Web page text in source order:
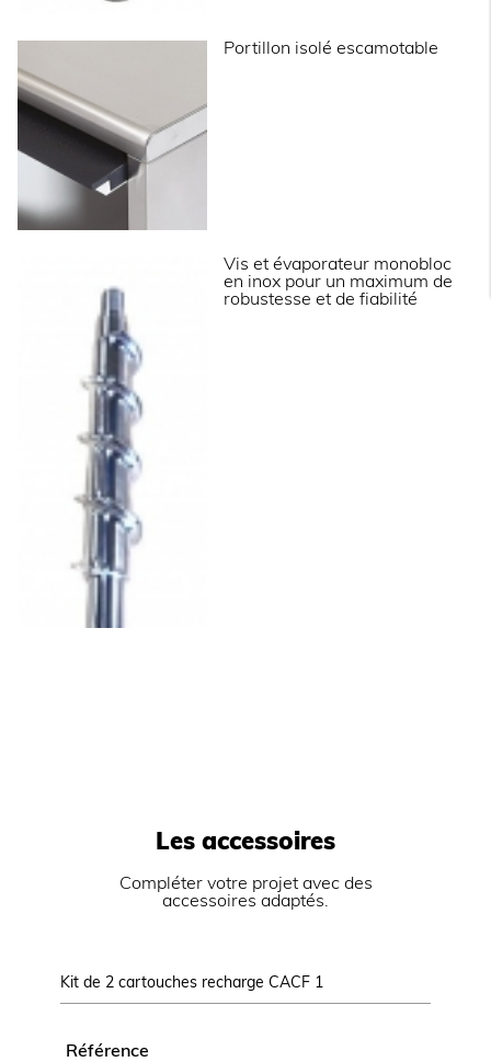
Filtre à poussière sur condenseur en façade
facilitée.
Pieds inox réglables hauteur 110 - 150 mm.
Fluide frigorifique R-290.
Rapport volumétrique : 550kg/m3.
Livrées avec tuyau d’arrivée d’eau, d’évacuation
et pelle à glace.
Fonctionnent en ambiance de +10° à +43°C.
Alimentation 230 V (mono) - 50 Hz.
Prévoir impérativement un dispositif de filtration
d’eau type CACF 1.
Portillon isolé escamotable
Vis et évaporateur monobloc
en inox pour un maximum de
robustesse et de fiabilité
Les accessoires
Compléter votre projet avec des
accessoires adaptés.
Kit de 2 cartouches recharge CACF 1
Référence